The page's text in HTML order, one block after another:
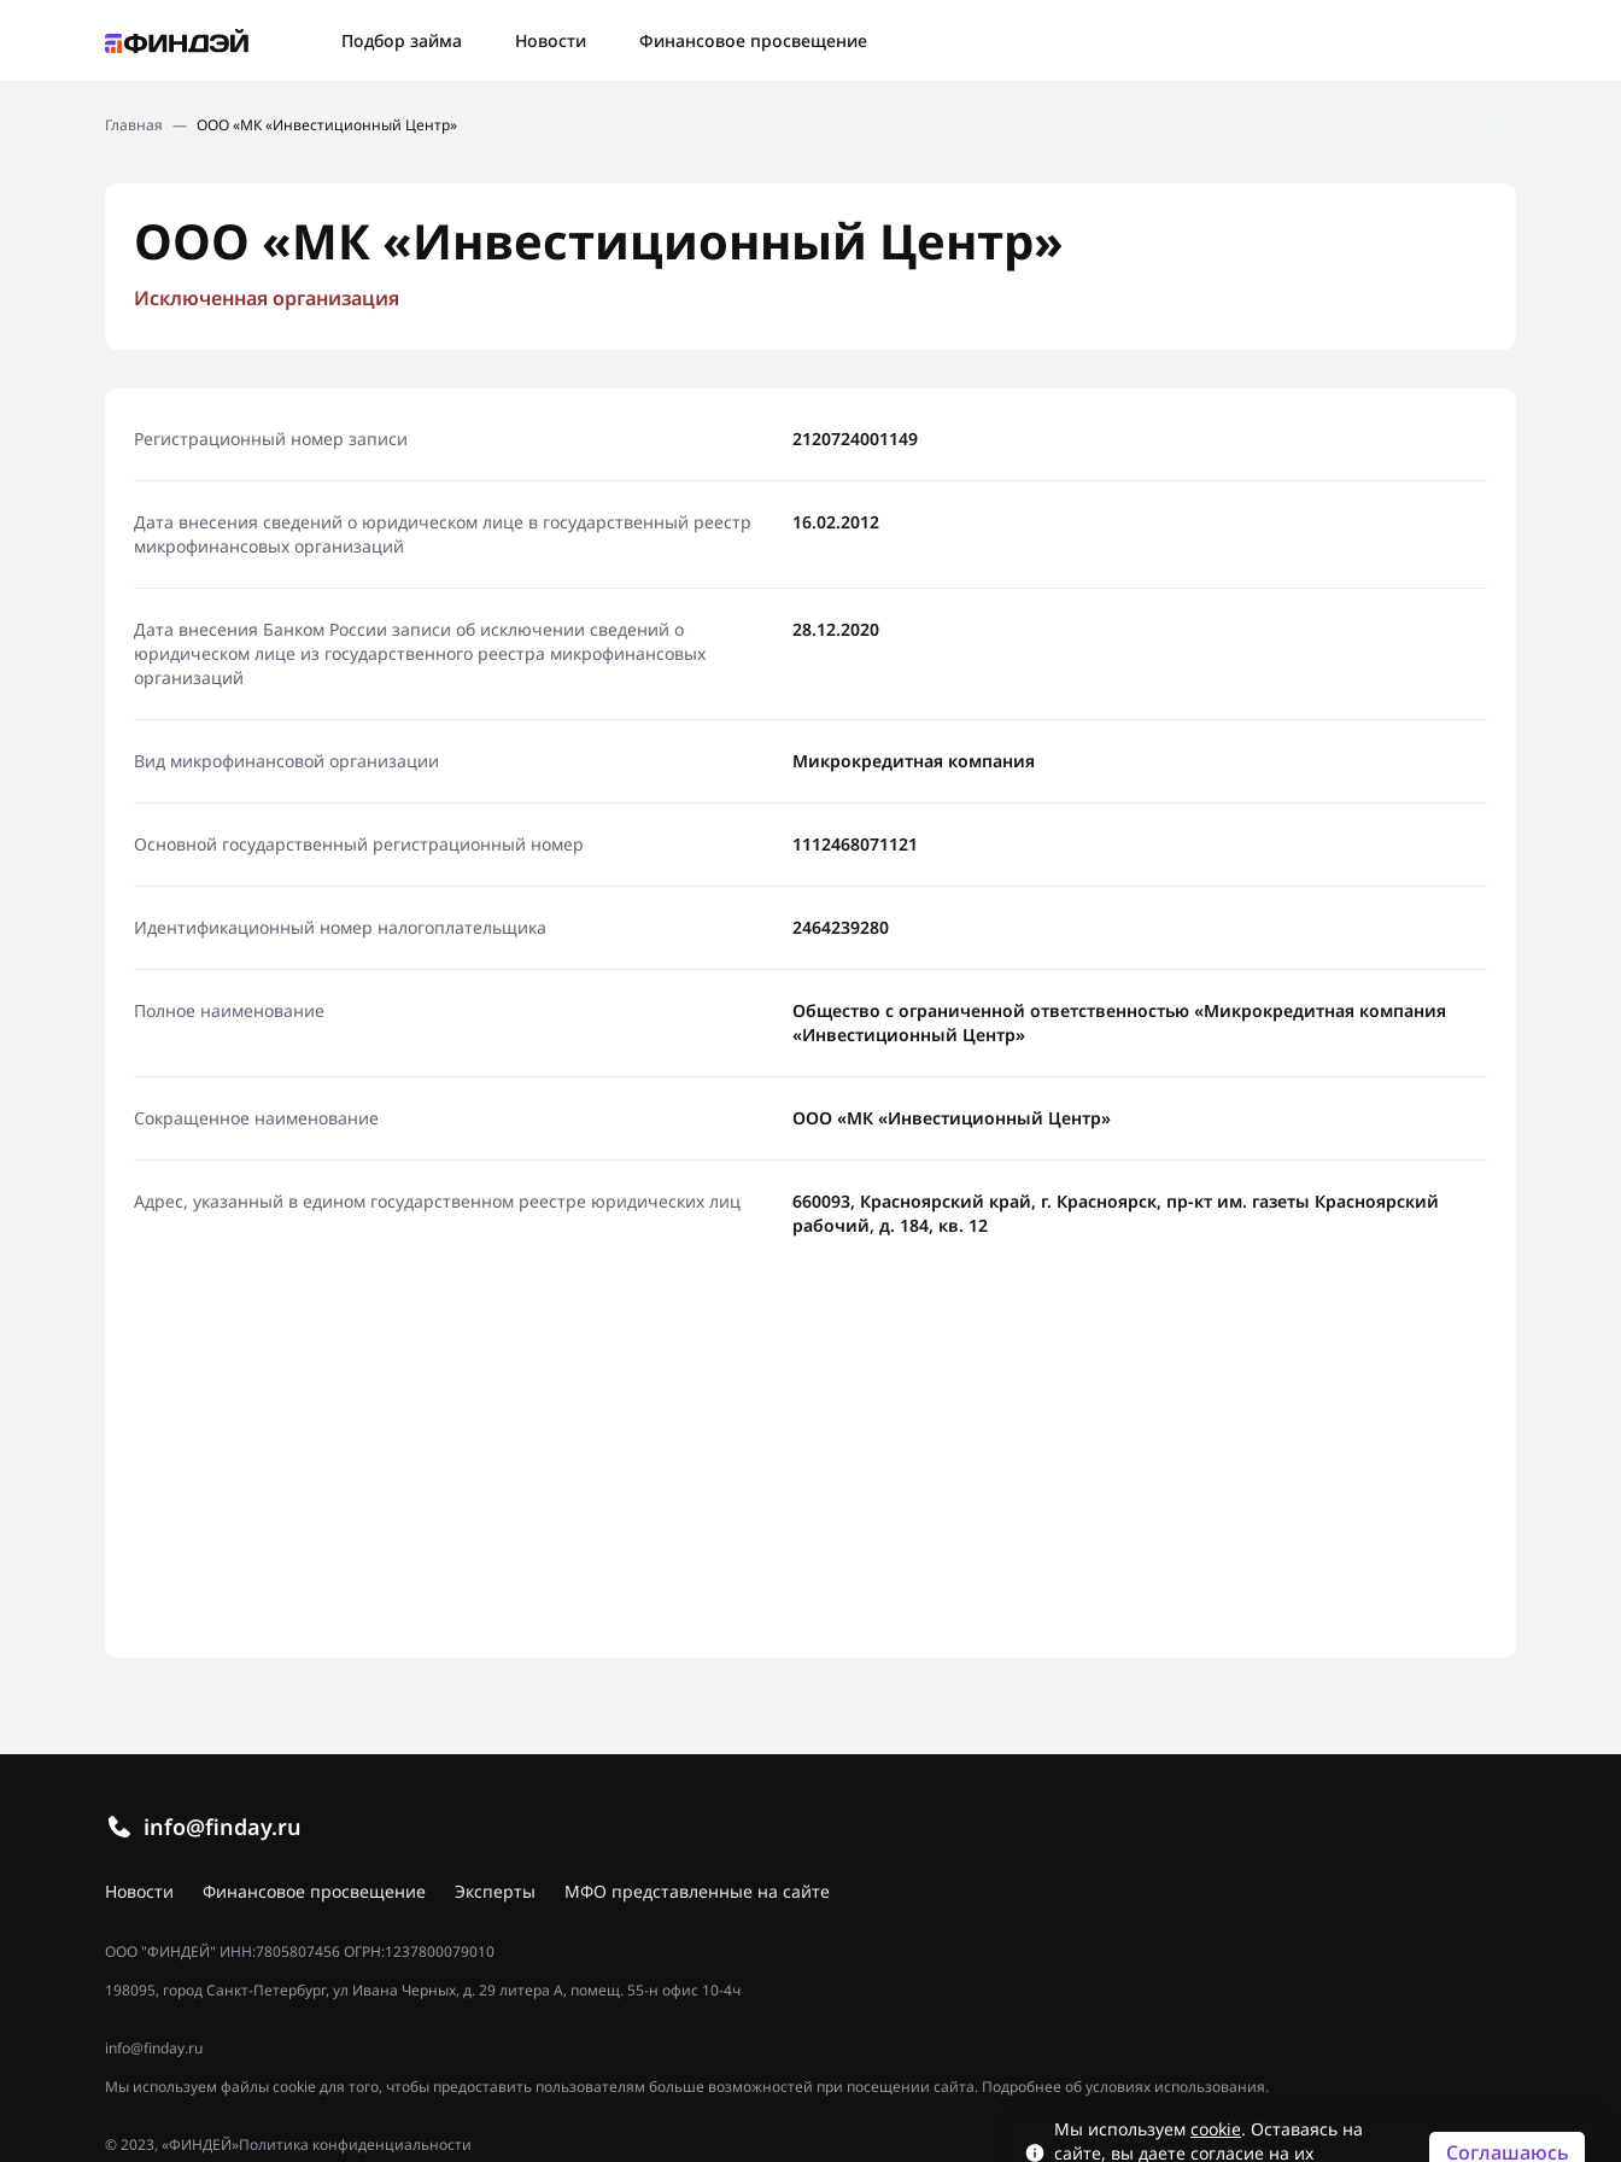
Подбор займа Новости
Финансовое просвещение
Новости
Главная — ООО «МК «Инвестиционный Центр»
ООО «МК «Инвестиционный Центр»
Исключенная организация
Регистрационный номер записи 2120724001149
Дата внесения сведений о юридическом лице в государственный реестр
микрофинансовых организаций
16.02.2012
Дата внесения Банком России записи об исключении сведений о
юридическом лице из государственного реестра микрофинансовых
организаций
28.12.2020
Вид микрофинансовой организации Микрокредитная компания
Основной государственный регистрационный номер 1112468071121
Идентификационный номер налогоплательщика 2464239280
Полное наименование
Общество с ограниченной ответственностью «Микрокредитная компания
«Инвестиционный Центр»
Сокращенное наименование ООО «МК «Инвестиционный Центр»
Адрес, указанный в едином государственном реестре юридических лиц
660093, Красноярский край, г. Красноярск, пр-кт им. газеты Красноярский
рабочий, д. 184, кв. 12
info@finday.ru
Новости Финансовое просвещение Эксперты МФО представленные на сайте
ООО "ФИНДЕЙ" ИНН:7805807456 ОГРН:1237800079010
198095, город Санкт-Петербург, ул Ивана Черных, д. 29 литера А, помещ. 55-н офис 10-4ч
info@finday.ru
Мы используем файлы cookie для того, чтобы предоставить пользователям больше возможностей при посещении сайта. Подробнее об условиях использования.
Политика конфиденциальности
© 2023, «ФИНДЕЙ»
Мы используем cookie. Оставаясь на
сайте, вы даете согласие на их
Соглашаюсь
Ошибка: Контактная форма не найдена.
Отправить новый запрос